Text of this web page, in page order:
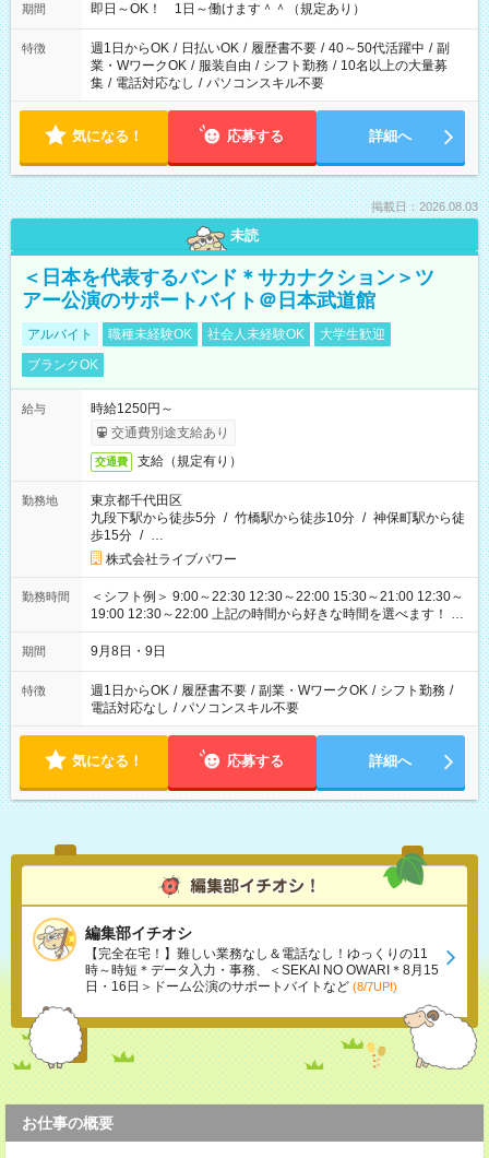
期間 即日～OK！ 1日～働けます＾＾（規定あり）
特徴 週1日からOK / 日払いOK / 履歴書不要 / 40～50代活躍中 / 副
業・WワークOK / 服装自由 / シフト勤務 / 10名以上の大量募
集 / 電話対応なし / パソコンスキル不要
気になる！ 応募する 詳細へ
掲載日：2026.08.03
未読
＜日本を代表するバンド＊サカナクション＞ツ
アー公演のサポートバイト＠日本武道館
アルバイト 職種未経験OK 社会人未経験OK
大学生歓迎
ブランクOK
給与
時給1250円～
交通費別途支給あり
交通費 支給（規定有り）
勤務地
東京都千代田区
九段下駅から徒歩5分 / 竹橋駅から徒歩10分 / 神保町駅から徒
歩15分 / …
株式会社ライブパワー
勤務時間
＜シフト例＞ 9:00～22:30 12:30～22:00 15:30～21:00 12:30～
19:00 12:30～22:00 上記の時間から好きな時間を選べます！ ※
時間は変更となる可能性があります
期間 9月8日・9日
特徴 週1日からOK / 履歴書不要 / 副業・WワークOK / シフト勤務 /
電話対応なし / パソコンスキル不要
気になる！ 応募する 詳細へ
編集部イチオシ
【完全在宅！】難しい業務なし＆電話なし！ゆっくりの11
時～時短＊データ入力・事務、＜SEKAI NO OWARI＊8月15
日・16日＞ドーム公演のサポートバイトなど (8/7UP!)
お仕事の概要